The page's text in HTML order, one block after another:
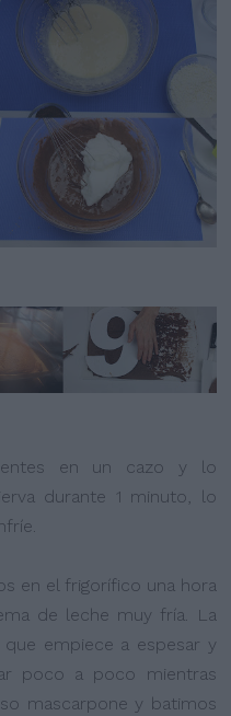
en un cazo y lo
durante 1 minuto, lo
en el frigorífico una hora
de leche muy fría. La
empiece a espesar y
poco a poco mientras
mascarpone y batimos